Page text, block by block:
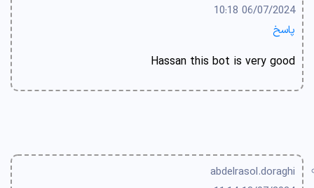
06/07/2024 10:18
پاسخ
Hassan this bot is very good
abdelrasol.doraghi